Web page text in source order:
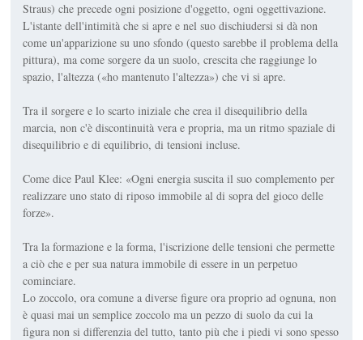
Straus) che precede ogni posizione d'oggetto, ogni oggettivazione.
L'istante dell'intimità che si apre e nel suo dischiudersi si dà non
come un'apparizione su uno sfondo (questo sarebbe il problema della
pittura), ma come sorgere da un suolo, crescita che raggiunge lo
spazio, l'altezza («ho mantenuto l'altezza») che vi si apre.
Tra il sorgere e lo scarto iniziale che crea il disequilibrio della
marcia, non c'è discontinuità vera e propria, ma un ritmo spaziale di
disequilibrio e di equilibrio, di tensioni incluse.
Come dice Paul Klee: «Ogni energia suscita il suo complemento per
realizzare uno stato di riposo immobile al di sopra del gioco delle
forze».
Tra la formazione e la forma, l'iscrizione delle tensioni che permette
a ciò che e per sua natura immobile di essere in un perpetuo
cominciare.
Lo zoccolo, ora comune a diverse figure ora proprio ad ognuna, non
è quasi mai un semplice zoccolo ma un pezzo di suolo da cui la
figura non si differenzia del tutto, tanto più che i piedi vi sono spesso